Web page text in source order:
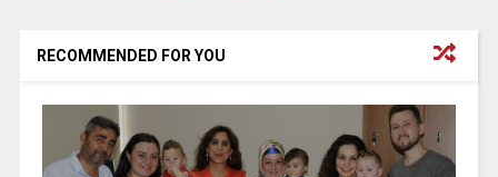
RECOMMENDED FOR YOU